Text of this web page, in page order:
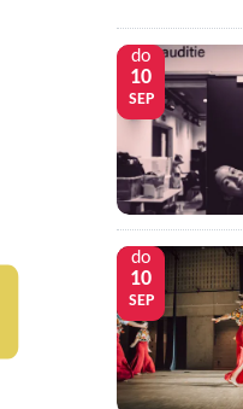
do
10
SEP
do
10
SEP